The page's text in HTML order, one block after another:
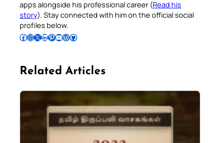
apps alongside his professional career (Read his
story). Stay connected with him on the official social
profiles below.
Follow Pradeep on Facebook Follow Pradeep on InstagramFollow Pradeep on X Follow Pradeep on LinkedIn Follow Pradeep on Pinterest Subscribe to Pradeep’s Youtube Channel Follow Pradeep on WordPress Follow Pradeep on GitHub
Related Articles